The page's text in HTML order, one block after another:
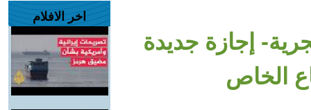
إجازة جديدة
الخاص
اخر الافلام